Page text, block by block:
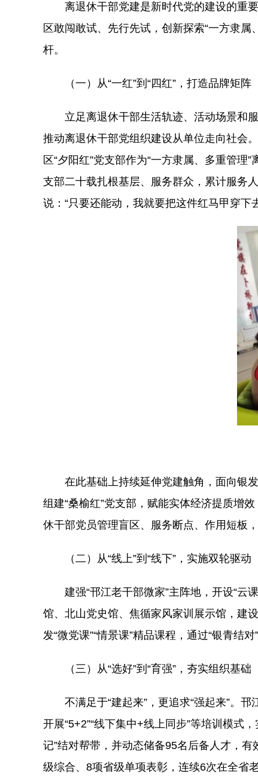
离退休干部党建是新时代党的建设的重
区敢闯敢试、先行先试，创新探索“一方隶
杆。
（一）从“一红”到“四红”，打造品牌矩阵
立足离退休干部生活轨迹、活动场景和
推动离退休干部党组织建设从单位走向社会
区“夕阳红”党支部作为“一方隶属、多重管理
支部二十载扎根基层、服务群众，累计服务
说：“只要还能动，我就要把这件红马甲穿下
在此基础上持续延伸党建触角，面向银
组建“桑榆红”党支部，赋能实体经济提质增
休干部党员管理盲区、服务断点、作用短板
（二）从“线上”到“线下”，实施双轮驱动
建强“邗江老干部微家”主阵地，开设“云
馆、北山党史馆、焦循家风家训展示馆，建
发“微党课”“情景课”精品课程，通过“银青结
（三）从“选好”到“育强”，夯实组织基础
不满足于“建起来”，更追求“强起来”。
开展“5+2”“线下集中+线上同步”等培训模式
记”结对帮带，并动态储备95名后备人才，
级综合、8项省级单项表彰，连续6次在全省